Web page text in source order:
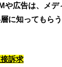
や広告は、メデ
に知ってもら
訴求